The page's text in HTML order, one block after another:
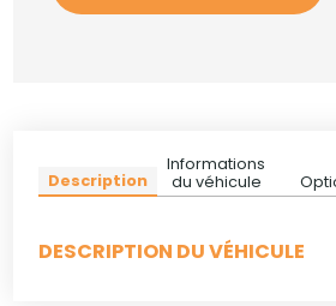
Description
Informations
du véhicule
DESCRIPTION DU VÉHICULE